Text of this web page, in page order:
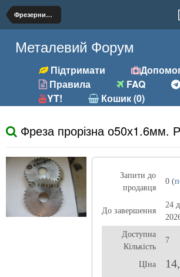
Фрезерний (фрези, розгортки та ін.)
Металевий Форум
Підтримати
Правила
FAQ
YT!
Кошик (0)
Фреза прорізна о50х1.6мм.
Запити до
продавця
0 (
До завершення
24
Доступна
Кількість
7
ЦІна